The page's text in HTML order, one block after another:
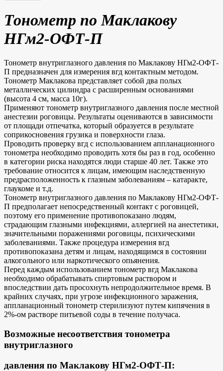
Тонометр по Маклакову
НГм2-ОФТ-П
Тонометр внутриглазного давления по Маклакову НГм2-ОФТ-
П предназначен для измерения вгд контактным методом.
Тонометр Маклакова представляет собой два полых
металлических цилиндра с расширенным основаниями
(высота 4 см, масса 10г).
Применяют тонометр внутриглазного давления после местной
анестезии роговицы. Результаты оцениваются в зависимости
от площади отпечатка, который образуется в результате
соприкосновения грузика и поверхности глаза.
Проводить проверку вгд с использованием аппланационного
тонометра необходимо проводить хотя бы раз в год, особенно
в категории риска находятся люди старше 40 лет. Также это
требование относится к лицам, имеющим наследственную
предрасположенность к глазным заболеваниям – катаракте,
глаукоме и т.д.
Тонометр внутриглазного давления по Маклакову НГм2-ОФТ-
П предполагает непосредственный контакт с роговицей,
поэтому его применение противопоказано людям,
страдающим глазными инфекциями, аллергией на анестетики,
значительными поражениями роговицы, психическими
заболеваниями. Также процедура измерения вгд
противопоказана детям и лицам, находящимся в состоянии
алкогольного или наркотического опьянения.
Перед каждым использованием тонометр вгд Маклакова
необходимо обрабатывать спиртовым раствором и
впоследствии дать просохнуть непродолжительное время. В
крайних случаях, при угрозе инфекционного заражения,
аппланационный тонометр стерилизуют путем кипячения в
2%-ом растворе питьевой соды в течение получаса.
Возможные несоответствия тонометра
внутриглазного
давления по Маклакову НГм2-ОФТ-П: